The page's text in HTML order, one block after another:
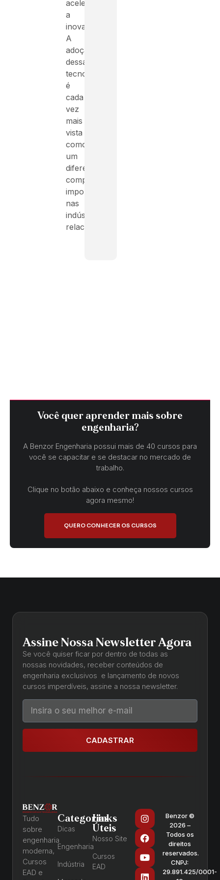
acelerando
a
inovação.
A
adoção
dessas
tecnologias
é
cada
vez
mais
vista
como
um
diferencial
competitivo
importante
nas
indústrias
relacionadas.
Você quer aprender mais sobre
engenharia?
A Benzor Engenharia possui mais de 40 cursos para
você se capacitar e se destacar no mercado de
trabalho.
Clique no botão abaixo e conheça nossos cursos
agora mesmo!
QUERO CONHECER OS CURSOS
Assine Nossa Newsletter Agora
Se você quiser ficar por dentro de todas as
nossas novidades, receber conteúdos de
engenharia exclusivos e lançamento de novos
cursos imperdíveis, assine a nossa newsletter.
CADASTRAR
Tudo
sobre
engenharia
moderna,
Cursos
EAD e
Categorias
Dicas
Engenharia
Indústria
Links
Úteis
Nosso Site
Cursos
EAD
Benzor ©
2026 –
Todos os
direitos
reservados.
CNPJ:
29.891.425/0001-